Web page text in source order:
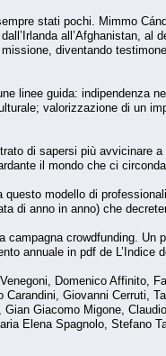
stati pochi. Mimmo
all’Afghanistan,
diventando
linee guida: indipendenza
valorizzazione di un
di sapersi più
il mondo che ci
modello di
di anno in anno) che
crowdfunding. Un
annuale in pdf de L’Indice
Domenico Affinito,
Giovanni Cerruti,
Giacomo Migone,
Elena Spagnolo, Stefano